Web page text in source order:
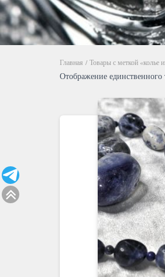
Главная / Товары с меткой «колье
Отображение единственного